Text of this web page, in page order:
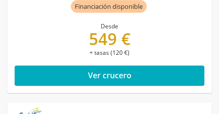
Financiación disponible
Desde
549 €
+ tasas (120 €)
Ver crucero